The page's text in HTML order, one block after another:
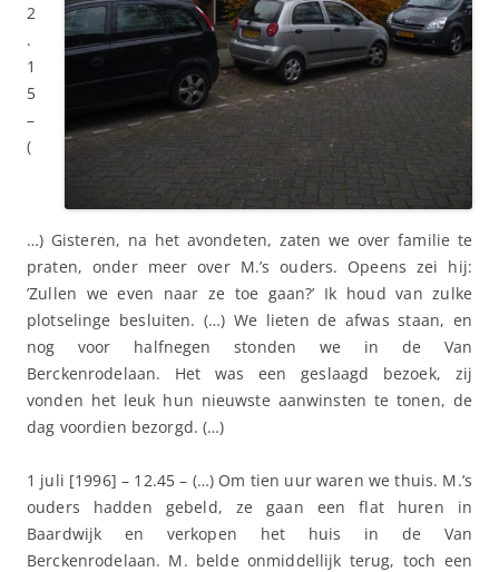
2
.
1
5
–
(
…) Gisteren, na het avondeten, zaten we over familie te
praten, onder meer over M.’s ouders. Opeens zei hij:
’Zullen we even naar ze toe gaan?’ Ik houd van zulke
plotselinge besluiten. (…) We lieten de afwas staan, en
nog voor halfnegen stonden we in de Van
Berckenrodelaan. Het was een geslaagd bezoek, zij
vonden het leuk hun nieuwste aanwinsten te tonen, de
dag voordien bezorgd. (…)
1 juli [1996] – 12.45 – (…) Om tien uur waren we thuis. M.’s
ouders hadden gebeld, ze gaan een flat huren in
Baardwijk en verkopen het huis in de Van
Berckenrodelaan. M. belde onmiddellijk terug, toch een